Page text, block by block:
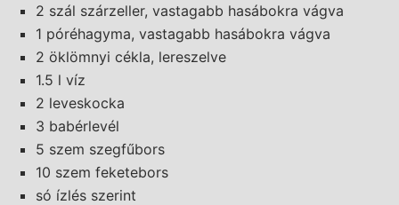
2 szál szárzeller, vastagabb hasábokra vágva
1 póréhagyma, vastagabb hasábokra vágva
2 öklömnyi cékla, lereszelve
1.5 l víz
2 leveskocka
3 babérlevél
5 szem szegfűbors
10 szem feketebors
só ízlés szerint